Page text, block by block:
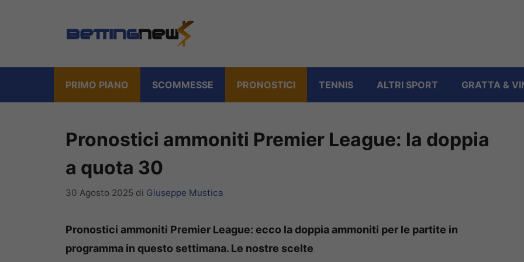
PRIMO PIANO SCOMMESSE PRONOSTICI TENNIS ALTRI SPORT GRATTA &
Pronostici ammoniti Premier League: la doppia
a quota 30
30 Agosto 2025 di Giuseppe Mustica
Pronostici ammoniti Premier League: ecco la doppia ammoniti per le partite in
programma in questo settimana. Le nostre scelte